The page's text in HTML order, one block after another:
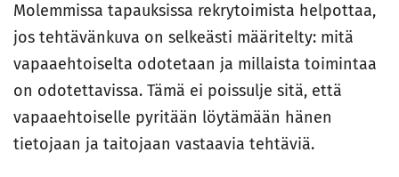
Molemmissa tapauksissa rekrytoimista helpottaa,
jos tehtävänkuva on selkeästi määritelty: mitä
vapaaehtoiselta odotetaan ja millaista toimintaa
on odotettavissa. Tämä ei poissulje sitä, että
vapaaehtoiselle pyritään löytämään hänen
tietojaan ja taitojaan vastaavia tehtäviä.